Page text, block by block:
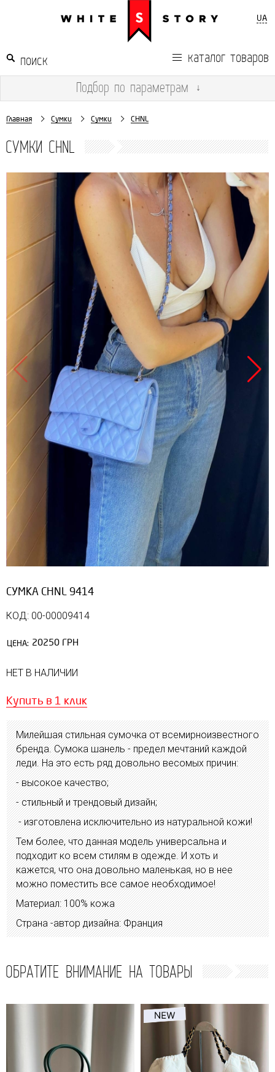
UA
каталог товаров
Подбор по параметрам ↓
Главная Сумки Сумки CHNL
СУМКИ CHNL
Продано
СУМКА CHNL 9414
КОД: 00-00009414
ЦЕНА: 20250 ГРН
НЕТ В НАЛИЧИИ
Купить в 1 клик
Милейшая стильная сумочка от всемирноизвестного
бренда. Сумока шанель - предел мечтаний каждой
леди. На это есть ряд довольно весомых причин:
- высокое качество;
- стильный и трендовый дизайн;
- изготовлена исключительно из натуральной кожи!
Тем более, что данная модель универсальна и
подходит ко всем стилям в одежде. И хоть и
кажется, что она довольно маленькая, но в нее
можно поместить все самое необходимое!
Материал: 100% кожа
Страна -автор дизайна: Франция
ОБРАТИТЕ ВНИМАНИЕ НА ТОВАРЫ